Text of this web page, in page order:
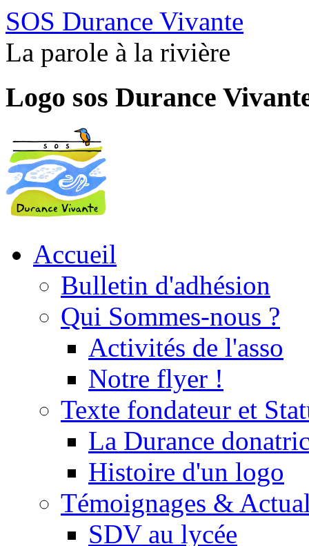
SOS Durance Vivante
La parole à la rivière
Logo sos Durance
Accueil
Bulletin d'adhésion
Qui Sommes-nous ?
Activités de l'asso
Notre flyer !
Texte fondateur et
La Durance
Histoire d'un logo
Témoignages &
SDV au lycée